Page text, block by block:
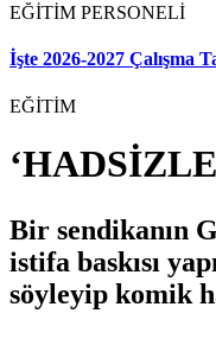
EĞİTİM PERSONELİ
İşte 2026-2027 Çalışma
EĞİTİM
Bir sendikanın
istifa baskısı
söyleyip komik